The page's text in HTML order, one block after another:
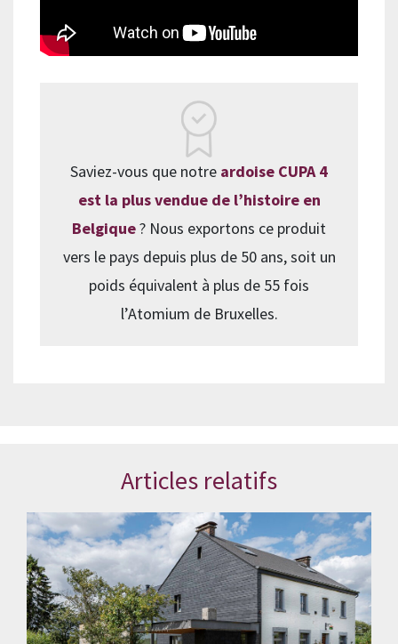
Saviez-vous que notre ardoise CUPA 4
est la plus vendue de l’histoire en
Belgique? Nous exportons ce produit
vers le pays depuis plus de 50 ans, soit un
poids équivalent à plus de 55 fois
l’Atomium de Bruxelles.
Articles relatifs